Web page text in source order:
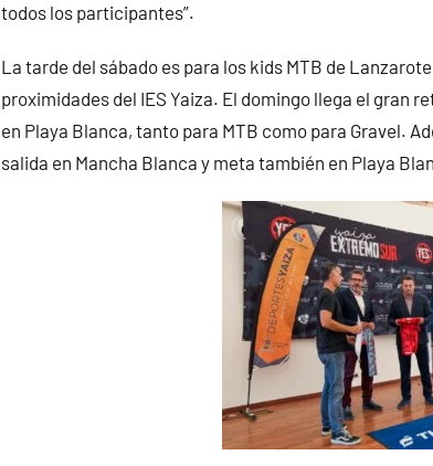
todos los participantes”.
La tarde del sábado es para los kids MTB de
proximidades del IES Yaiza. El domingo llega el gran
en Playa Blanca, tanto para MTB como para Gravel.
salida en Mancha Blanca y meta también en Playa